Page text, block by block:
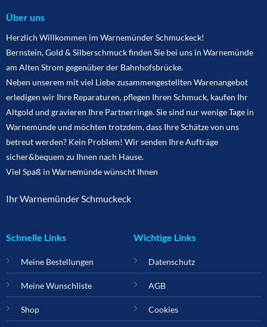
Über uns
Herzlich Willkommen im Warnemünder Schmuckeck!
Bernstein, Gold & Silberschmuck finden Sie bei uns in Warnemünde
am Alten Strom gegenüber der Bahnhofsbrücke.
Neben unserem mit viel Liebe zusammengestellten Warenangebot
erledigen wir Ihre Reparaturen, pflegen Ihren Schmuck, kaufen Ihr
Altgold und gravieren Ihre Partnerringe. Sie sind nur wenige Tage in
Warnemünde und möchten trotzdem, dass Ihre Schätze von uns
betreut werden? Kein Problem! Wir senden Ihre Aufträge
sicher&bequem zu Ihnen nach Hause.
Viel Spaß in Warnemünde wünscht Ihnen
Ihr Warnemünder Schmuckeck
Schnelle Links
Meine Bestellungen
Meine Wunschliste
Shop
Wichtige Links
Datenschutz
AGB
Cookies